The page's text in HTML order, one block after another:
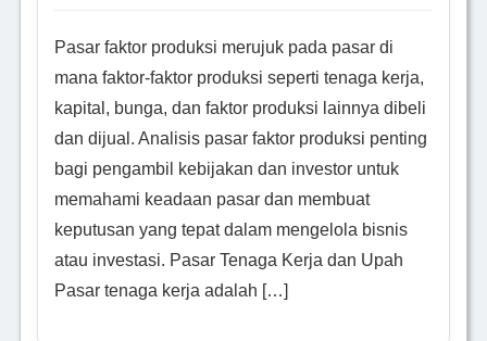
Pasar faktor produksi merujuk pada pasar di
mana faktor-faktor produksi seperti tenaga kerja,
kapital, bunga, dan faktor produksi lainnya dibeli
dan dijual. Analisis pasar faktor produksi penting
bagi pengambil kebijakan dan investor untuk
memahami keadaan pasar dan membuat
keputusan yang tepat dalam mengelola bisnis
atau investasi. Pasar Tenaga Kerja dan Upah
Pasar tenaga kerja adalah […]